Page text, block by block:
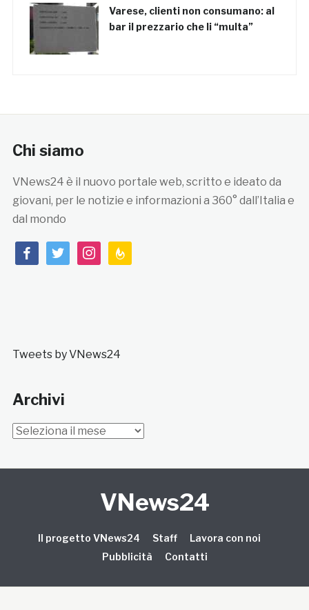
Varese, clienti non consumano: al
bar il prezzario che li “multa”
Chi siamo
VNews24 è il nuovo portale web, scritto e ideato da
giovani, per le notizie e informazioni a 360° dall’Italia e
dal mondo
facebooktwitterinstagramfeedburner
Tweets by VNews24
Archivi
Archivi
VNews24
Il progetto VNews24 Staff
Lavora con noi
Pubblicità
Contatti